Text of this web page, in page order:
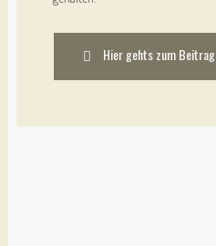
Hier gehts zum Beitrag